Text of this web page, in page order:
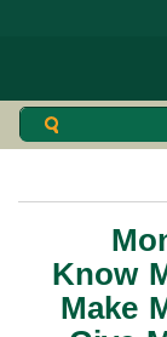
Know
Make